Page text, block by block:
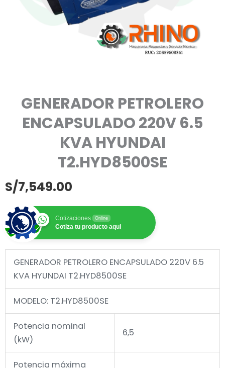
GENERADOR PETROLERO
ENCAPSULADO 220V 6.5
KVA HYUNDAI
T2.HYD8500SE
S/7,549.00
Cotizaciones Online
Cotiza tu producto aqui
GENERADOR PETROLERO ENCAPSULADO 220V 6.5
KVA HYUNDAI T2.HYD8500SE
MODELO: T2.HYD8500SE
Potencia nominal
(kW)
6,5
Potencia máxima